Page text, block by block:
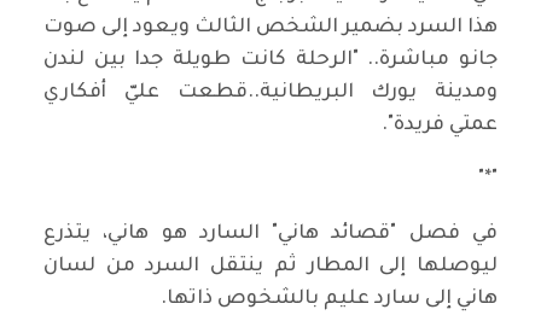
هذا السرد بضمير الشخص الثالث ويعود إلى صوت
جانو مباشرة.. "الرحلة كانت طويلة جدا بين لندن
ومدينة يورك البريطانية..قطعت عليّ أفكاري
عمتي فريدة".
"*"
في فصل "قصائد هاني" السارد هو هاني، يتذرع
ليوصلها إلى المطار ثم ينتقل السرد من لسان
هاني إلى سارد عليم بالشخوص ذاتها.